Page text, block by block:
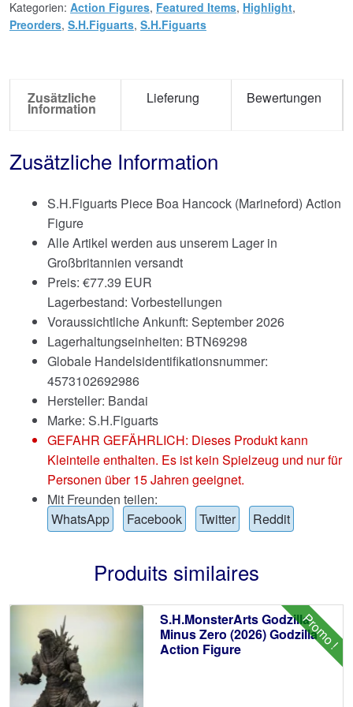
Kategorien: Action Figures, Featured Items, Highlight,
Preorders, S.H.Figuarts, S.H.Figuarts
Zusätzliche
Information
Lieferung Bewertungen
Zusätzliche Information
S.H.Figuarts Piece Boa Hancock (Marineford) Action
Figure
Alle Artikel werden aus unserem Lager in
Großbritannien versandt
Preis: €77.39 EUR
Lagerbestand: Vorbestellungen
Voraussichtliche Ankunft: September 2026
Lagerhaltungseinheiten: BTN69298
Globale Handelsidentifikationsnummer:
4573102692986
Hersteller: Bandai
Marke: S.H.Figuarts
GEFAHR GEFÄHRLICH: Dieses Produkt kann
Kleinteile enthalten. Es ist kein Spielzeug und nur für
Personen über 15 Jahren geeignet.
Mit Freunden teilen:
WhatsApp
Facebook Twitter Reddit
Produits similaires
Promo !
S.H.MonsterArts Godzilla
Minus Zero (2026) Godzilla
Action Figure